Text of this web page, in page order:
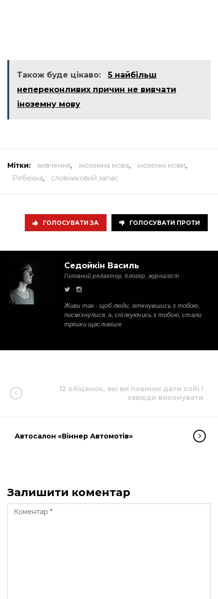
Також буде цікаво:
5 найбільш
непереконливих причин не вивчати
іноземну мову
Мітки: вивчення, іноземна мова, іноземні мови,
Ребекка, словниковий запас
ГОЛОСУВАТИ ЗА ГОЛОСУВАТИ ПРОТИ
Седойкін Василь
Головний редактор, блогер, журналіст
Живи так - щоб люди, зіткнувшись з тобою,
посміхнулися, а, спілкуючись з тобою, стали
трішки щасливіше
12 обіцянок, які ви повинні дати собі і
завжди виконувати
Автосалон «Віннер Автомотів»
Залишити коментар